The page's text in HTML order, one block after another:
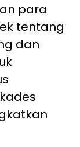
para
tentang
dan